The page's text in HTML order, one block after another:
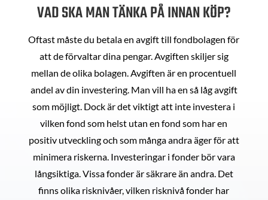
VAD SKA MAN TÄNKA PÅ INNAN KÖP?
Oftast måste du betala en avgift till fondbolagen för
att de förvaltar dina pengar. Avgiften skiljer sig
mellan de olika bolagen. Avgiften är en procentuell
andel av din investering. Man vill ha en så låg avgift
som möjligt. Dock är det viktigt att inte investera i
vilken fond som helst utan en fond som har en
positiv utveckling och som många andra äger för att
minimera riskerna. Investeringar i fonder bör vara
långsiktiga. Vissa fonder är säkrare än andra. Det
finns olika risknivåer, vilken risknivå fonder har